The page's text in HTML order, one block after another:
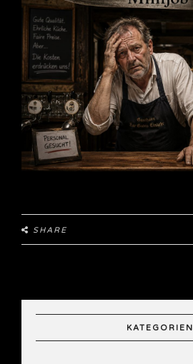
SHARE
KATEGORIEN